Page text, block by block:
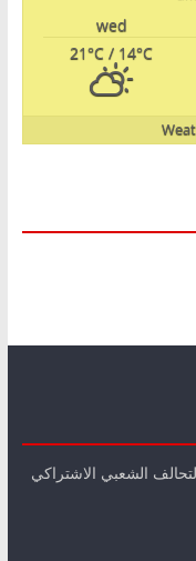
wed
21°C / 14°C
الشعبي الاشتراكي